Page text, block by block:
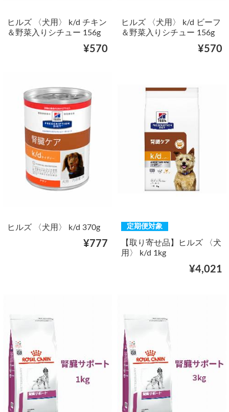
ヒルズ 〈犬用〉 k/d チキン
＆野菜入りシチュー 156g
¥570
ヒルズ 〈犬用〉 k/d ビーフ
＆野菜入りシチュー 156g
¥570
ヒルズ 〈犬用〉 k/d 370g
¥777
定期便対象
【取り寄せ品】ヒルズ 〈犬
用〉 k/d 1kg
¥4,021